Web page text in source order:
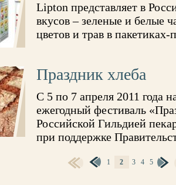
Lipton представляет в
вкусов – зеленые и белые
цветов и трав в
Праздник хлеба
С 5 по 7 апреля 2011 года
ежегодный фестиваль
Российской Гильдией
при поддержке
1 2 3 4 5